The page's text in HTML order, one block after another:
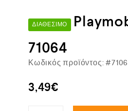
ΔΙΑΘΈΣΙΜΟ
71064
Κωδικός προϊόντος:
3,49€